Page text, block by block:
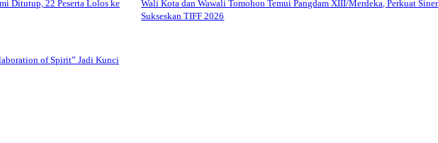
Ditutup, 22 Peserta Lolos ke
Wali Kota dan Wawali Tomohon Temui Pangdam XIII/Merdeka, Perkuat
Sukseskan TIFF 2026
of Spirit” Jadi Kunci